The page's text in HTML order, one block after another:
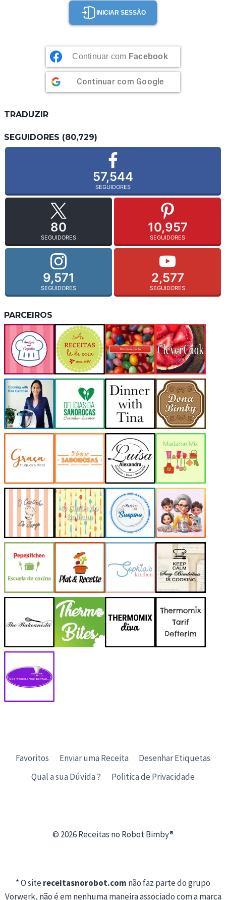
INICIAR SESSÃO
Continuar com Facebook
Continuar com Google
TRADUZIR
SEGUIDORES (80,729)
57,544
SEGUIDORES
80
SEGUIDORES
10,957
SEGUIDORES
9,571
SEGUIDORES
2,577
SEGUIDORES
PARCEIROS
Favoritos Enviar uma Receita
Desenhar Etiquetas
Qual a sua Dúvida ?
Politica de Privacidade
© 2026 Receitas no Robot Bimby®
* O sitereceitasnorobot.com não faz parte do grupo
Vorwerk, não é em nenhuma maneira associado com a marca